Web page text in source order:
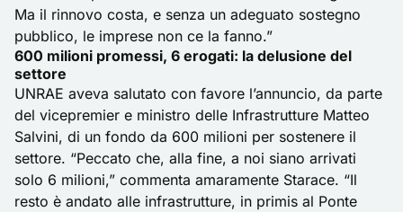
Ma il rinnovo costa, e senza un adeguato sostegno
pubblico, le imprese non ce la fanno.”
600 milioni promessi, 6 erogati: la delusione del
settore
UNRAE aveva salutato con favore l’annuncio, da parte
del vicepremier e ministro delle Infrastrutture Matteo
Salvini, di un fondo da 600 milioni per sostenere il
settore. “Peccato che, alla fine, a noi siano arrivati
solo 6 milioni,” commenta amaramente Starace. “Il
resto è andato alle infrastrutture, in primis al Ponte